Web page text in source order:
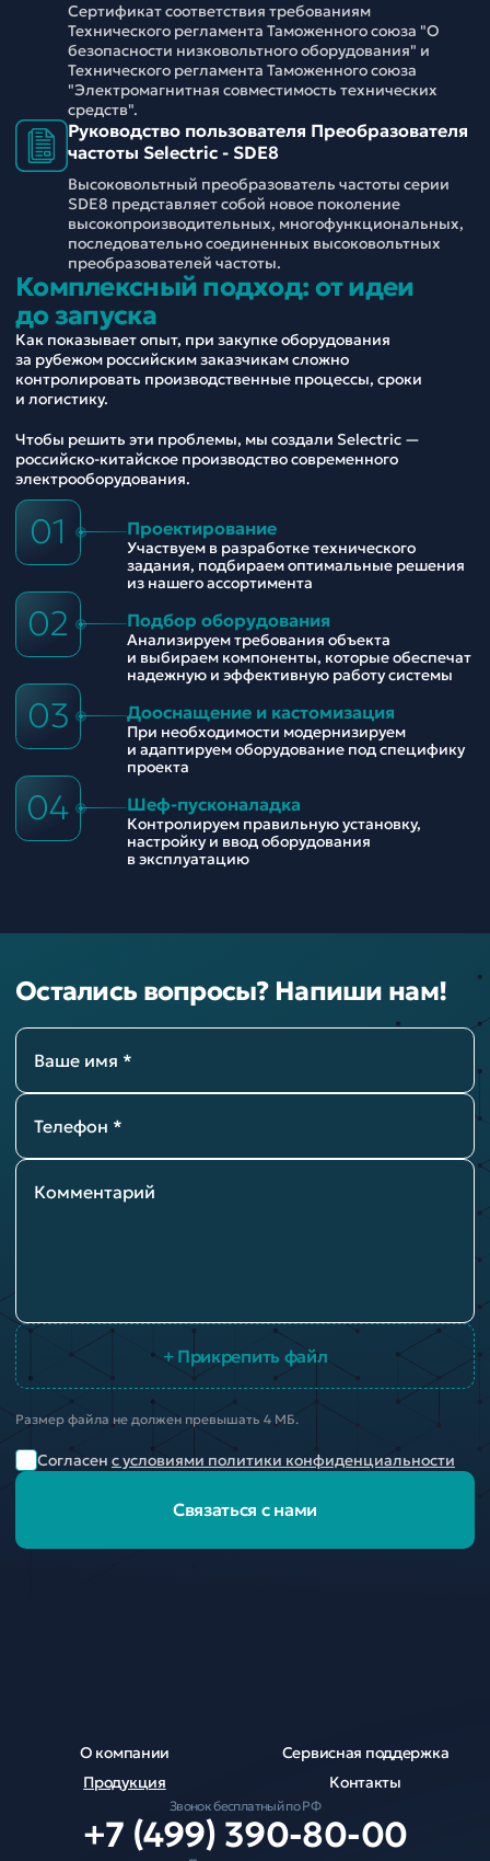
Сертификат соответствия требованиям
Технического регламента Таможенного союза "О
безопасности низковольтного оборудования" и
Технического регламента Таможенного союза
"Электромагнитная совместимость технических
средств".
Руководство пользователя Преобразователя
частоты Selectric - SDE8
Высоковольтный преобразователь частоты серии
SDE8 представляет собой новое поколение
высокопроизводительных, многофункциональных,
последовательно соединенных высоковольтных
преобразователей частоты.
Комплексный подход: от идеи
до запуска
Как показывает опыт, при закупке оборудования
за рубежом российским заказчикам сложно
контролировать производственные процессы, сроки
и логистику.
Чтобы решить эти проблемы, мы создали Selectric —
российско-китайское производство современного
электрооборудования.
01 Проектирование
Участвуем в разработке технического
задания, подбираем оптимальные решения
из нашего ассортимента
02 Подбор оборудования
Анализируем требования объекта
и выбираем компоненты, которые обеспечат
надежную и эффективную работу системы
03 Дооснащение и кастомизация
При необходимости модернизируем
и адаптируем оборудование под специфику
проекта
04 Шеф-пусконаладка
Контролируем правильную установку,
настройку и ввод оборудования
в эксплуатацию
Остались вопросы? Напиши нам!
Ваше имя *
Телефон *
Комментарий
+ Прикрепить файл
Размер файла не должен превышать 4 МБ.
Согласен с условиями политики конфиденциальности
Связаться с нами
О компании
Продукция
Сервисная поддержка
Контакты
Звонок бесплатный по РФ
+7 (499) 390-80-00